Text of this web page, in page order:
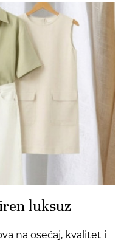
luksuz
na osećaj, kvalitet i